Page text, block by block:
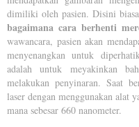
dimiliki oleh pasien. Disini
bagaimana cara berhenti
wawancara, pasien akan
menyenangkan untuk
adalah untuk meyakinkan
melakukan penyinaran. Saat
laser dengan menggunakan alat
mana sebesar 660 nanometer.